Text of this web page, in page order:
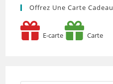
Offrez Une Carte Cadeau
E-carte Carte